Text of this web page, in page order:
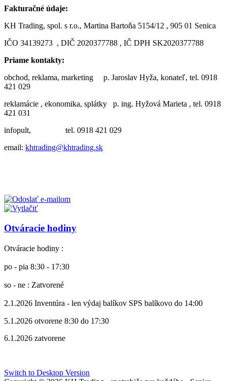
Fakturačné údaje:
KH Trading, spol. s r.o., Martina Bartoňa 5154/12 , 905 01 Senica
IČO 34139273 , DIČ 2020377788 , IČ DPH SK2020377788
Priame kontakty:
obchod, reklama, marketing p. Jaroslav Hyža, konateľ, tel. 0918
421 029
reklamácie , ekonomika, splátky p. ing. Hyžová Marieta , tel. 0918
421 031
infopult, tel. 0918 421 029
email: khtrading@khtrading.sk
Otváracie hodiny
Otváracie hodiny :
po - pia 8:30 - 17:30
so - ne : Zatvorené
2.1.2026 Inventúra - len výdaj balíkov SPS balíkovo do 14:00
5.1.2026 otvorene 8:30 do 17:30
6.1.2026 zatvorene
Switch to Desktop Version